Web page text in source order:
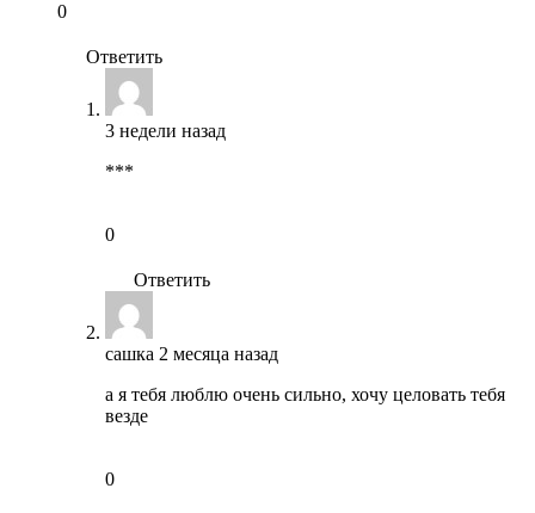
0
Ответить
3 недели назад
***
0
Ответить
сашка 2 месяца назад
а я тебя люблю очень сильно, хочу целовать тебя
везде
0